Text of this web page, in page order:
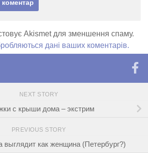
Akismet для зменшення спаму.
дані ваших коментарів.
NEXT STORY
с крыши дома – экстрим
PREVIOUS STORY
выглядит как женщина (Петербург?)